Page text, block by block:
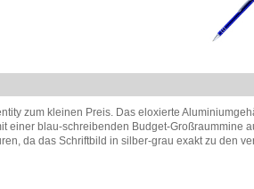
zum kleinen Preis. Das eloxierte
einer blau-schreibenden Budget-Großraummine
da das Schriftbild in silber-grau exakt zu den